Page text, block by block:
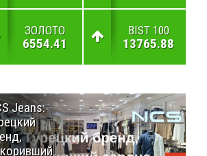
ЗОЛОТО
6554.41
BIST 100
13765.88
Jeans: